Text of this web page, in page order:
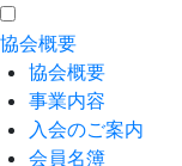
協会概要
協会概要
事業内容
入会のご案内
会員名簿